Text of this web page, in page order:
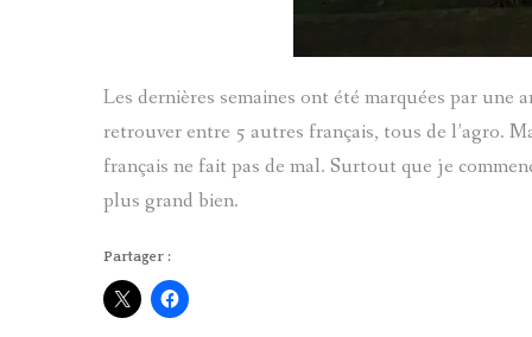
Les dernières semaines ont été marquées par une
retrouver entre 5 autres français, tous de l’agro.
français ne fait pas de mal. Surtout que je
plus grand bien.
Partager :